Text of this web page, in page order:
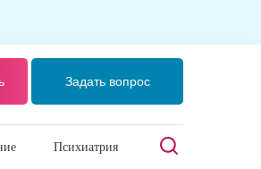
Задать вопрос
Психиатрия